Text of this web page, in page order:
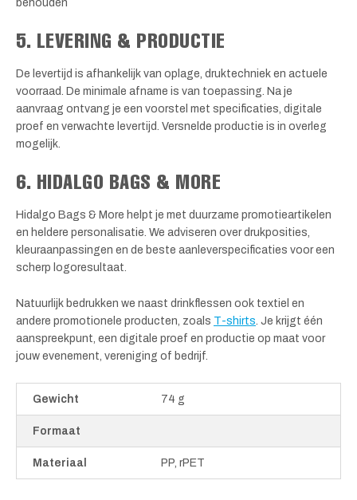
behouden
5. LEVERING & PRODUCTIE
De levertijd is afhankelijk van oplage, druktechniek en actuele
voorraad. De minimale afname is van toepassing. Na je
aanvraag ontvang je een voorstel met specificaties, digitale
proef en verwachte levertijd. Versnelde productie is in overleg
mogelijk.
6. HIDALGO BAGS & MORE
Hidalgo Bags & More helpt je met duurzame promotieartikelen
en heldere personalisatie. We adviseren over drukposities,
kleuraanpassingen en de beste aanleverspecificaties voor een
scherp logoresultaat.
Natuurlijk bedrukken we naast drinkflessen ook textiel en
andere promotionele producten, zoals T-shirts . Je krijgt één
aanspreekpunt, een digitale proef en productie op maat voor
jouw evenement, vereniging of bedrijf.
Gewicht 74 g
Formaat
Materiaal PP, rPET